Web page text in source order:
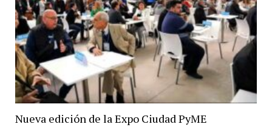
Nueva edición de la Expo Ciudad PyME